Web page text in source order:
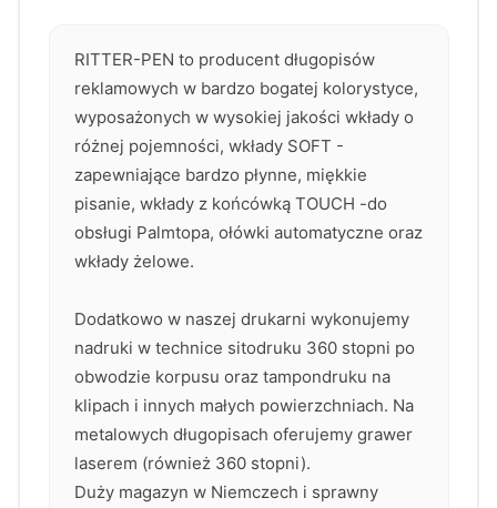
RITTER-PEN to producent długopisów
reklamowych w bardzo bogatej kolorystyce,
wyposażonych w wysokiej jakości wkłady o
różnej pojemności, wkłady SOFT -
zapewniające bardzo płynne, miękkie
pisanie, wkłady z końcówką TOUCH -do
obsługi Palmtopa, ołówki automatyczne oraz
wkłady żelowe.
Dodatkowo w naszej drukarni wykonujemy
nadruki w technice sitodruku 360 stopni po
obwodzie korpusu oraz tampondruku na
klipach i innych małych powierzchniach. Na
metalowych długopisach oferujemy grawer
laserem (również 360 stopni).
Duży magazyn w Niemczech i sprawny